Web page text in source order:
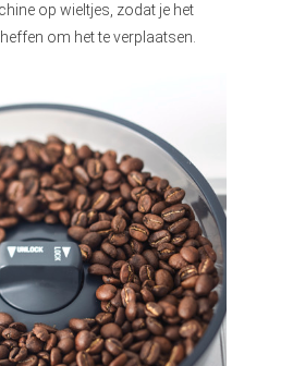
op wieltjes, zodat je het
om het te verplaatsen.